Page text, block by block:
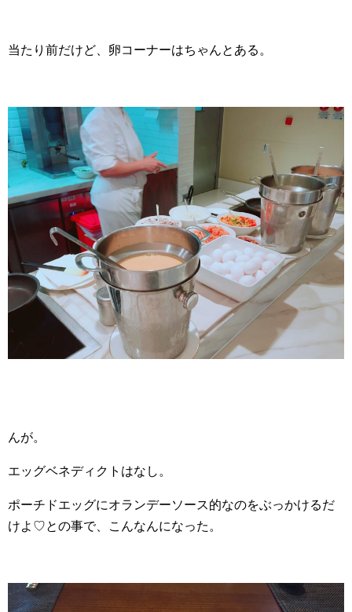
当たり前だけど、卵コーナーはちゃんとある。
んが。
エッグベネディクトはなし。
ポーチドエッグにオランデーソース的なのをぶっかけるだ
けよ♡との事で、こんなんになった。